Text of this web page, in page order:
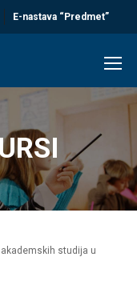
E-nastava “Predmet”
studija u